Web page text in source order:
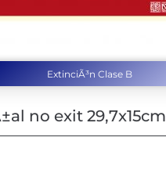
ExtinciÃ³n Clase B
no exit 29,7x15cm